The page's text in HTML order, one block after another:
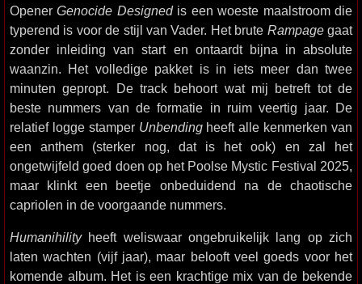
OpenerGenocide Designedis een woeste maalstroom die
typerend is voor de stijl van Vader. Het brute Rampagegaat
zonder inleiding van start en ontaardt bijna in absolute
waanzin. Het volledige pakket is in iets meer dan twee
minuten gepropt. De track behoort wat mij betreft tot de
beste nummers van de formatie in ruim veertig jaar. De
relatief logge stamper Unbendingheeft alle kenmerken van
een anthem (sterker nog, dat is het ook) en zal het
ongetwijfeld goed doen op het Poolse Mystic Festival 2025,
maar klinkt een beetje onbeduidend na de chaotische
capriolen in de voorgaande nummers.
Humanihilityheeft weliswaar ongebruikelijk lang op zich
laten wachten (vijf jaar), maar belooft veel goeds voor het
komende album. Het is een krachtige mix van de bekende